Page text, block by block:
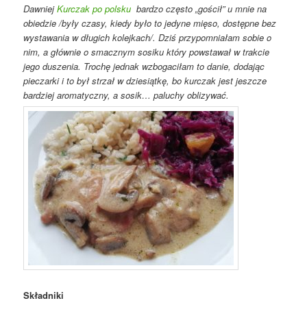
DawniejKurczak po polsku bardzo często „gościł” u mnie na
obiedzie /były czasy, kiedy było to jedyne mięso, dostępne bez
wystawania w długich kolejkach/. Dziś przypomniałam sobie o
nim, a głównie o smacznym sosiku który powstawał w trakcie
jego duszenia. Trochę jednak wzbogaciłam to danie, dodając
pieczarki i to był strzał w dziesiątkę, bo kurczak jest jeszcze
bardziej aromatyczny, a sosik… paluchy oblizywać.
Składniki